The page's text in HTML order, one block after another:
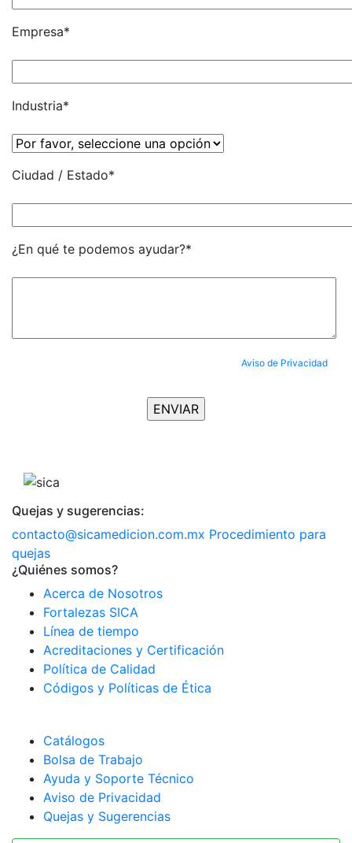
Empresa*
Industria*
Ciudad / Estado*
¿En qué te podemos ayudar?*
Aviso de Privacidad
Quejas y sugerencias:
contacto@sicamedicion.com.mx Procedimiento para
quejas
¿Quiénes somos?
Acerca de Nosotros
Fortalezas SICA
Línea de tiempo
Acreditaciones y Certificación
Política de Calidad
Códigos y Políticas de Ética
Catálogos
Bolsa de Trabajo
Ayuda y Soporte Técnico
Aviso de Privacidad
Quejas y Sugerencias